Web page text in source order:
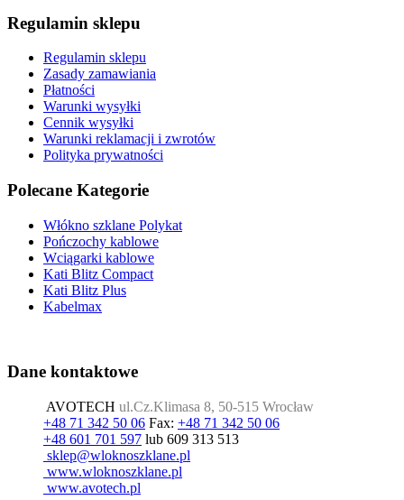
Regulamin sklepu
Regulamin sklepu
Zasady zamawiania
Płatności
Warunki wysyłki
Cennik wysyłki
Warunki reklamacji i zwrotów
Polityka prywatności
Polecane Kategorie
Włókno szklane Polykat
Pończochy kablowe
Wciągarki kablowe
Kati Blitz Compact
Kati Blitz Plus
Kabelmax
Dane kontaktowe
AVOTECH ul.Cz.Klimasa 8, 50-515 Wrocław
+48 71 342 50 06 Fax: +48 71 342 50 06
+48 601 701 597 lub 609 313 513
www.wloknoszklane.pl
www.avotech.pl